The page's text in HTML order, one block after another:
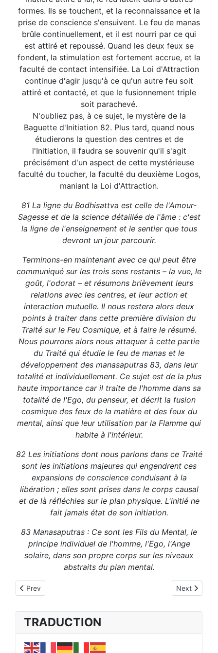
formes. Ils se touchent, et la reconnaissance et la
prise de conscience s'ensuivent. Le feu de manas
brûle continuellement, et il est nourri par ce qui
est attiré et repoussé. Quand les deux feux se
fondent, la stimulation est fortement accrue, et la
faculté de contact intensifiée. La Loi d'Attraction
continue d'agir jusqu'à ce qu'un autre feu soit
attiré et contacté, et que le fusionnement triple
soit parachevé.
N'oubliez pas, à ce sujet, le mystère de la
Baguette d'Initiation 82. Plus tard, quand nous
étudierons la question des centres et de
l'Initiation, il faudra se souvenir qu'il s'agit
précisément d'un aspect de cette mystérieuse
faculté du toucher, la faculté du deuxième Logos,
maniant la Loi d'Attraction.
81 La ligne du Bodhisattva est celle de l'Amour-
Sagesse et de la science détaillée de l'âme : c'est
la ligne de l'enseignement et le sentier que tous
devront un jour parcourir.
Terminons-en maintenant avec ce qui peut être
communiqué sur les trois sens restants – la vue, le
goût, l'odorat – et résumons brièvement leurs
relations avec les centres, et leur action et
interaction mutuelle. Il nous restera alors deux
points à traiter dans cette première division du
Traité sur le Feu Cosmique, et à faire le résumé.
Nous pourrons alors nous attaquer à cette partie
du Traité qui étudie le feu de manas et le
développement des manasaputras 83, dans leur
totalité et individuellement. Ce sujet est de la plus
haute importance car il traite de l'homme dans sa
totalité de l'Ego, du penseur, et décrit la fusion
cosmique des feux de la matière et des feux du
mental, ainsi que leur utilisation par la Flamme qui
habite à l'intérieur.
82 Les initiations dont nous parlons dans ce Traité
sont les initiations majeures qui engendrent ces
expansions de conscience conduisant à la
libération ; elles sont prises dans le corps causal
et de là réfléchies sur le plan physique. L'initié ne
fait jamais état de son initiation.
83 Manasaputras : Ce sont les Fils du Mental, le
principe individuel de l'homme, l'Ego, l'Ange
solaire, dans son propre corps sur les niveaux
abstraits du plan mental.
Previous article: a. L'ouïe
Prev Next article:
Next
TRADUCTION